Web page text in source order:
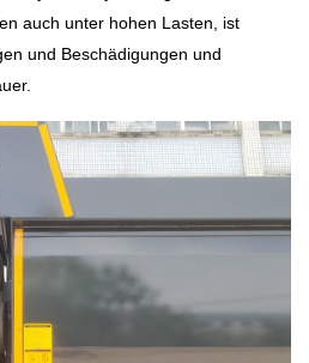
auch unter hohen Lasten, ist
und Beschädigungen und